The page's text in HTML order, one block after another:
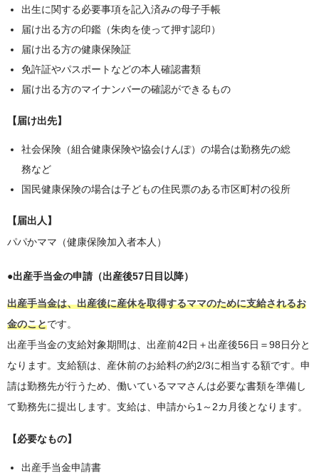
出生に関する必要事項を記入済みの母子手帳
届け出る方の印鑑（朱肉を使って押す認印）
届け出る方の健康保険証
免許証やパスポートなどの本人確認書類
届け出る方のマイナンバーの確認ができるもの
【届け出先】
社会保険（組合健康保険や協会けんぽ）の場合は勤務先の総
務など
国民健康保険の場合は子どもの住民票のある市区町村の役所
【届出人】
パパかママ（健康保険加入者本人）
●出産手当金の申請（出産後57日目以降）
出産手当金は、出産後に産休を取得するママのために支給されるお
金のことです。
出産手当金の支給対象期間は、出産前42日＋出産後56日＝98日分と
なります。支給額は、産休前のお給料の約2/3に相当する額です。申
請は勤務先が行うため、働いているママさんは必要な書類を準備し
て勤務先に提出します。支給は、申請から1～2カ月後となります。
【必要なもの】
出産手当金申請書